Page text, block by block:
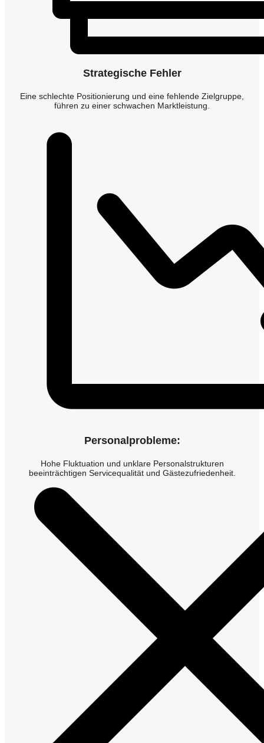
Strategische Fehler
Eine schlechte Positionierung und eine fehlende Zielgruppe,
führen zu einer schwachen Marktleistung.
Personalprobleme:
Hohe Fluktuation und unklare Personalstrukturen
beeinträchtigen Servicequalität und Gästezufriedenheit.